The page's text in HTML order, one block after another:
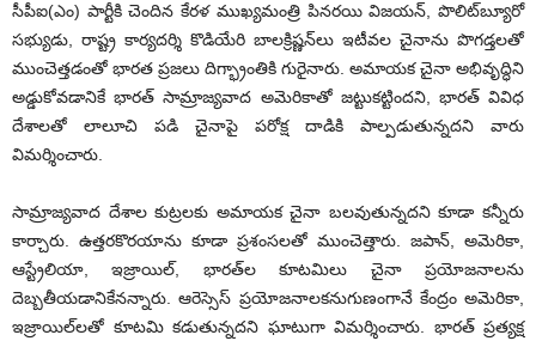
సీపీఐ(ఎం) పార్టీకి చెందిన కేరళ ముఖ్యమంత్రి పినరయి విజయన్, పొలిట్‌బ్యూరో
సభ్యుడు, రాష్ట్ర కార్యదర్శి కొడియేరి బాలక్రిష్ణన్‌లు ఇటీవల చైనాను పొగడ్తలతో
ముంచెత్తడంతో భారత ప్రజలు దిగ్భ్రాంతికి గురైనారు. అమాయక చైనా అభివృద్ధిని
అడ్డుకోవడానికే భారత్ సామ్రాజ్యవాద అమెరికాతో జట్టుకట్టిందని, భారత్ వివిధ
దేశాలతో లాలూచి పడి చైనాపై పరోక్ష దాడికి పాల్పడుతున్నదని వారు
విమర్శించారు.
సామ్రాజ్యవాద దేశాల కుట్రలకు అమాయక చైనా బలవుతున్నదని కూడా కన్నీరు
కార్చారు. ఉత్తరకొరయాను కూడా ప్రశంసలతో ముంచెత్తారు. జపాన్, అమెరికా,
ఆస్ట్రేలియా, ఇజ్రాయిల్, భారత్‌ల కూటమిలు చైనా ప్రయోజనాలను
దెబ్బతీయడానికేనన్నారు. ఆరెస్సెస్ ప్రయోజనాలకనుగుణంగానే కేంద్రం అమెరికా,
ఇజ్రాయిల్‌లతో కూటమి కడుతున్నదని ఘాటుగా విమర్శించారు. భారత్ ప్రత్యక్ష